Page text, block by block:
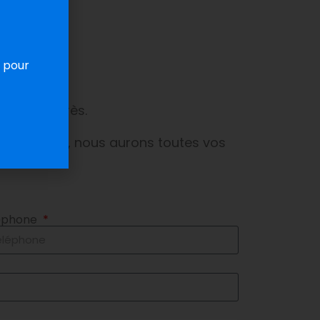
ci-après.
contacter, nous aurons toutes vos
pour